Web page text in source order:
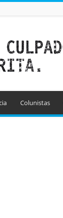
Colunistas